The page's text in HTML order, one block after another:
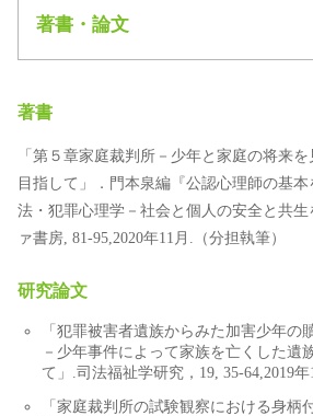
著書・論文
著書
「第５章家庭裁判所－少年と家庭の将来
目指して」．門本泉編『公認心理師の基本
法・犯罪心理学－社会と個人の安全と共
ァ書房, 81-95,2020年11月.（分担執筆）
研究論文
「犯罪被害者遺族からみた加害少年の
－少年事件によって家族を亡くした遺
て」.司法福祉学研究，19, 35-64,2019年
「家庭裁判所の試験観察における身柄